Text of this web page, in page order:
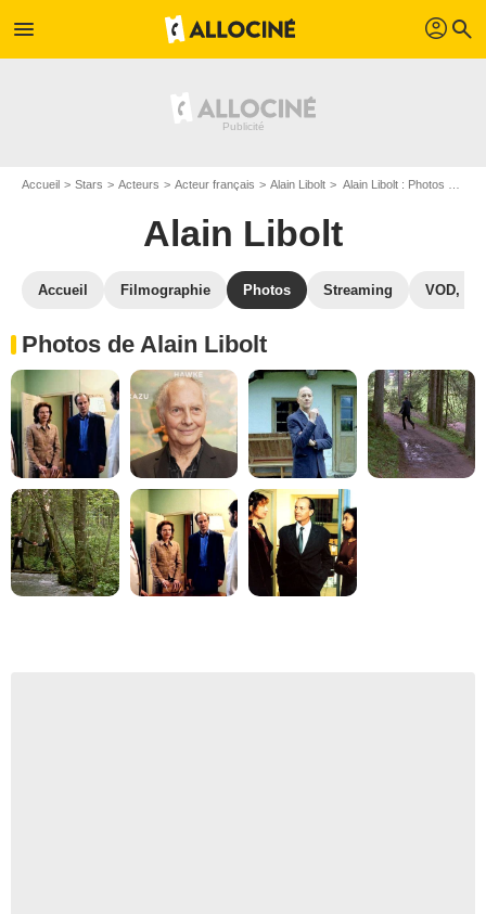
menu profil search
Accueil Stars Acteurs Acteur français Alain Libolt Alain Libolt : Photos de ses films et séries
Alain Libolt
Accueil Filmographie Photos Streaming VOD,
Photos de Alain Libolt